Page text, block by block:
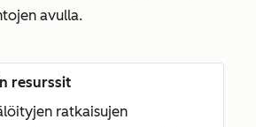
avulla.
resurssit
ratkaisujen